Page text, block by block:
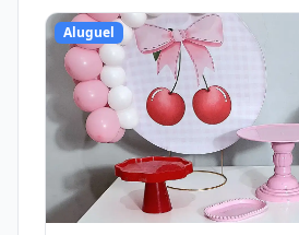
Aluguel